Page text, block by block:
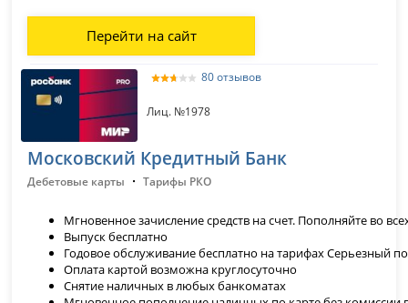
Перейти на сайт
80 отзывов
Лиц. №1978
Московский Кредитный Банк
Дебетовые карты ·Тарифы РКО
Мгновенное зачисление средств на счет. Пополняйте во
Выпуск бесплатно
Годовое обслуживание бесплатно на тарифах Серьезный
Оплата картой возможна круглосуточно
Снятие наличных в любых банкоматах